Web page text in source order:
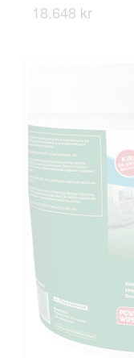
18.648 kr